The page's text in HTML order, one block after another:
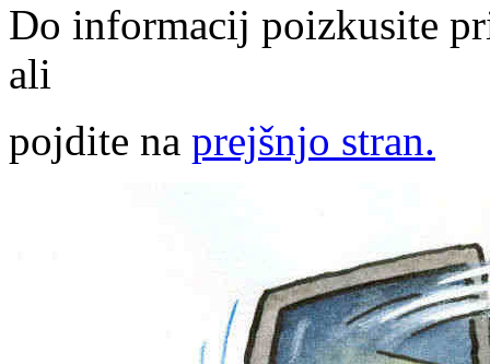
Do informacij poizkusite
ali
pojdite na prejšnjo stran.